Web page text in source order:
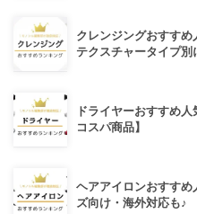
クレンジングおすす
テクスチャータイプ別
ドライヤーおすすめ
コスパ商品】
ヘアアイロンおすす
ズ向け・海外対応も♪